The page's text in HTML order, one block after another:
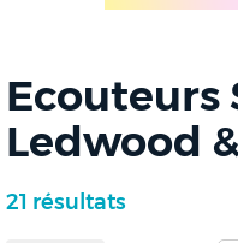
Ecouteurs
Ledwood
21 résultats